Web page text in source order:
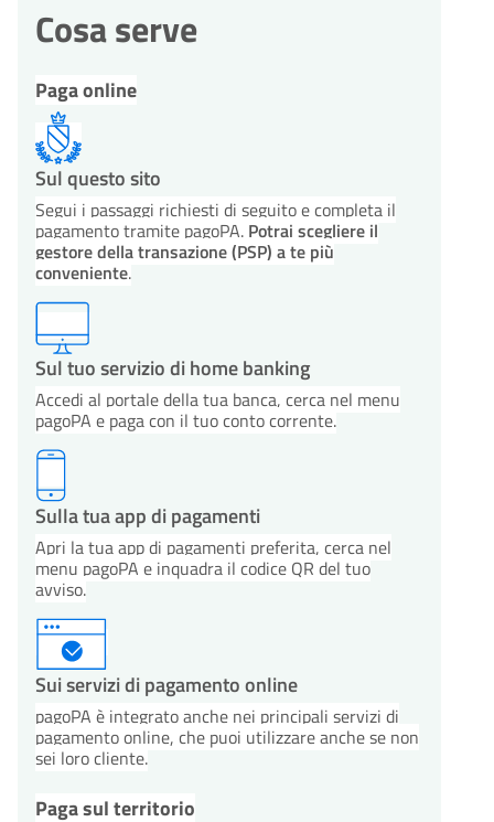
Cosa serve
Paga online
Sul questo sito
Segui i passaggi richiesti di seguito e completa il
pagamento tramite pagoPA. Potrai scegliere il
gestore della transazione (PSP) a te più
conveniente.
Sul tuo servizio di home banking
Accedi al portale della tua banca, cerca nel menu
pagoPA e paga con il tuo conto corrente.
Sulla tua app di pagamenti
Apri la tua app di pagamenti preferita, cerca nel
menu pagoPA e inquadra il codice QR del tuo
avviso.
Sui servizi di pagamento online
pagoPA è integrato anche nei principali servizi di
pagamento online, che puoi utilizzare anche se non
sei loro cliente.
Paga sul territorio